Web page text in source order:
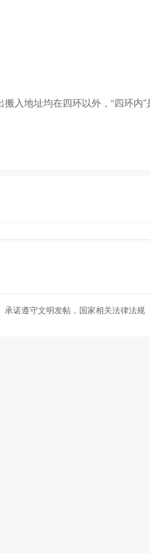
入地址均在四环以外，“四环内
承诺遵守文明发帖，国家相关法律法规